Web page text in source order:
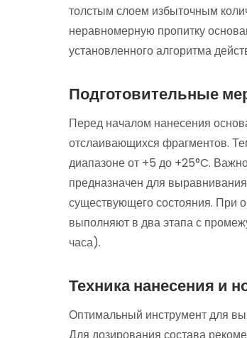
толстым слоем избыточным
неравномерную пропитку
установленного алгоритма
Подготовительные
Перед началом нанесения
отслаивающихся фрагментов.
диапазоне от +5 до +25°C.
предназначен для
существующего состояния. При
выполняют в два этапа с
часа).
Техника нанесения и
Оптимальный инструмент для